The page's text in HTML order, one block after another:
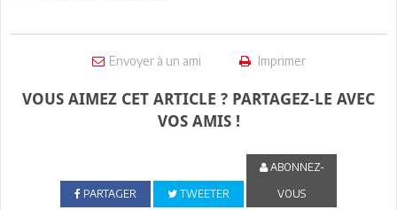
Envoyer à un ami Imprimer
VOUS AIMEZ CET ARTICLE ? PARTAGEZ-LE AVEC
VOS AMIS !
PARTAGER TWEETER
ABONNEZ-
VOUS